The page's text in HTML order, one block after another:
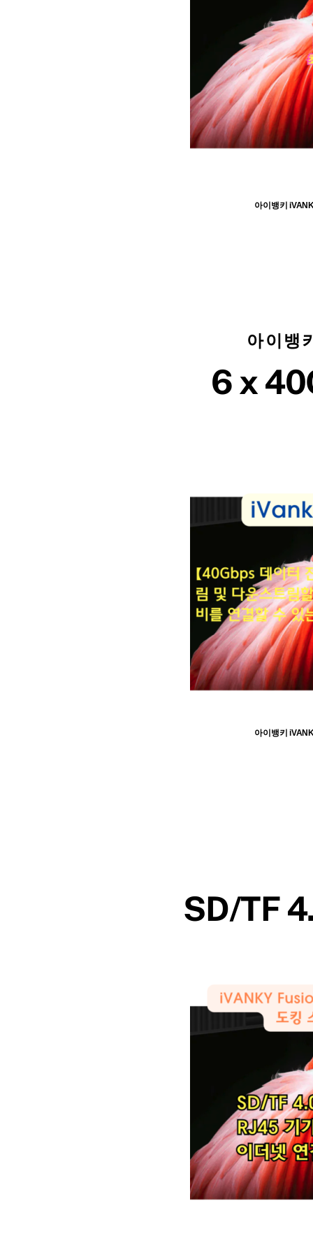
아이뱅키
아이뱅
6 x
아이뱅키
SD/TF